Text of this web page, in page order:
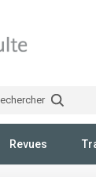
Revues